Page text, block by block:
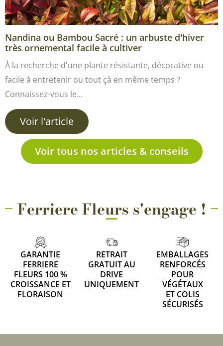
Nandina ou Bambou Sacré : un arbuste d'hiver
très ornemental facile à cultiver
À la recherche d'une plante résistante, décorative ou
facile à entretenir ou tout çà en même temps ?
Connaissez-vous le…
Voir l'article
Voir tous nos articles & conseils
Ferriere Fleurs s'engage !
GARANTIE
FERRIERE
FLEURS 100 %
CROISSANCE ET
FLORAISON
RETRAIT
GRATUIT AU
DRIVE
UNIQUEMENT
EMBALLAGES
RENFORCÉS
POUR
VÉGÉTAUX
ET COLIS
SÉCURISÉS